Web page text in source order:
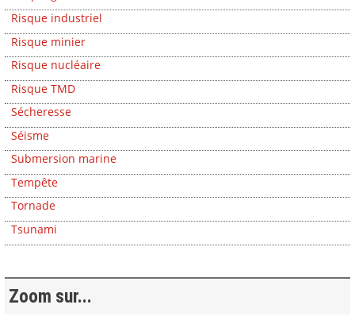
Risque industriel
Risque minier
Risque nucléaire
Risque TMD
Sécheresse
Séisme
Submersion marine
Tempête
Tornade
Tsunami
Zoom sur...